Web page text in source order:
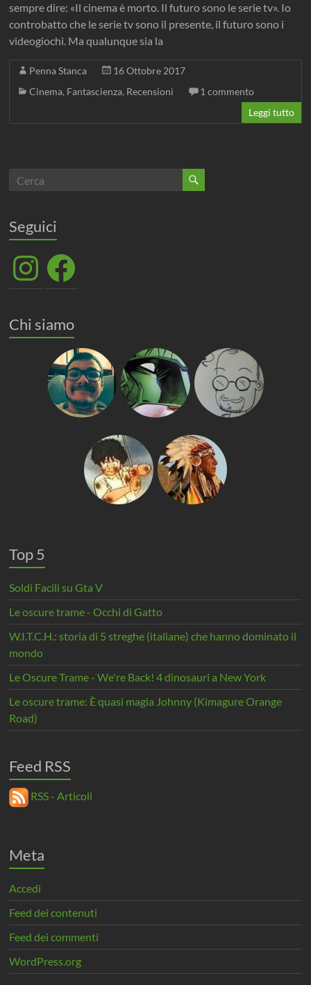
sempre dire: «Il cinema è morto. Il futuro sono le serie tv». Io
controbatto che le serie tv sono il presente, il futuro sono i
videogiochi. Ma qualunque sia la
Penna Stanca
16 Ottobre 2017
Cinema, Fantascienza, Recensioni
1 commento
Leggi tutto
Seguici
InstagramFacebook
Chi siamo
Top 5
Soldi Facili su Gta V
Le oscure trame - Occhi di Gatto
W.I.T.C.H.: storia di 5 streghe (italiane) che hanno dominato il
mondo
Le Oscure Trame - We're Back! 4 dinosauri a New York
Le oscure trame: È quasi magia Johnny (Kimagure Orange
Road)
Feed RSS
RSS - Articoli
Meta
Accedi
Feed dei contenuti
Feed dei commenti
WordPress.org